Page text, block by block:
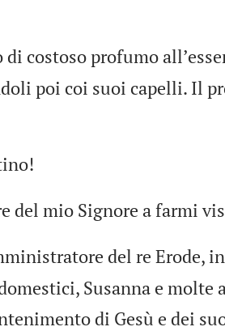
costoso profumo
poi coi suoi capelli. Il
del mio Signore a farmi
del re Erode,
Susanna e molte
di Gesù e dei